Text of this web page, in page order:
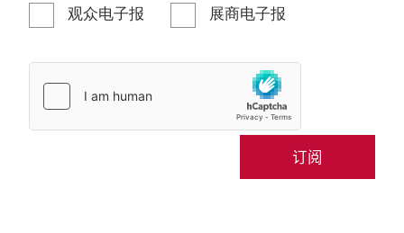
观众电子报
展商电子报
订阅